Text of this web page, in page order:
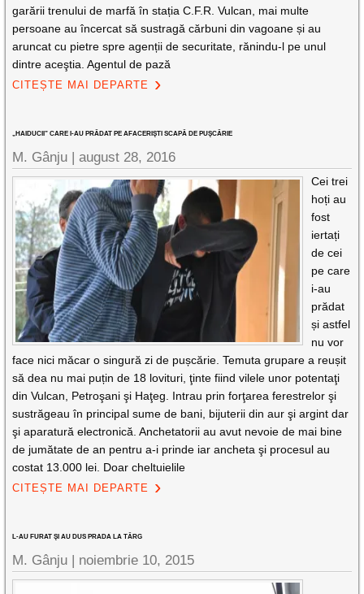
garării trenului de marfă în stația C.F.R. Vulcan, mai multe
persoane au încercat să sustragă cărbuni din vagoane și au
aruncat cu pietre spre agenții de securitate, rănindu-l pe unul
dintre aceştia. Agentul de pază
CITEȘTE MAI DEPARTE
„HAIDUCII” CARE I-AU PRĂDAT PE AFACERIŞTI SCAPĂ DE PUŞCĂRIE
M. Gânju |august 28, 2016
Cei trei
hoți au
fost
iertați
de cei
pe care
i-au
prădat
și astfel
nu vor
face nici măcar o singură zi de pușcărie. Temuta grupare a reușit
să dea nu mai puțin de 18 lovituri, ţinte fiind vilele unor potentaţi
din Vulcan, Petroşani şi Haţeg. Intrau prin forţarea ferestrelor şi
sustrăgeau în principal sume de bani, bijuterii din aur şi argint dar
şi aparatură electronică. Anchetatorii au avut nevoie de mai bine
de jumătate de an pentru a-i prinde iar ancheta şi procesul au
costat 13.000 lei. Doar cheltuielile
CITEȘTE MAI DEPARTE
L-AU FURAT ŞI AU DUS PRADA LA TÂRG
M. Gânju | noiembrie 10, 2015